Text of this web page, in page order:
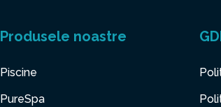
Produsele noastre
Piscine
PureSpa